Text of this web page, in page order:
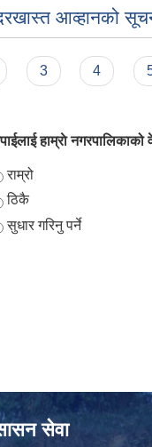
दरखास्त
3 4
हाम्राे
राम्रो
ठिकै
सुधार गरिनु पर्ने
सेवा